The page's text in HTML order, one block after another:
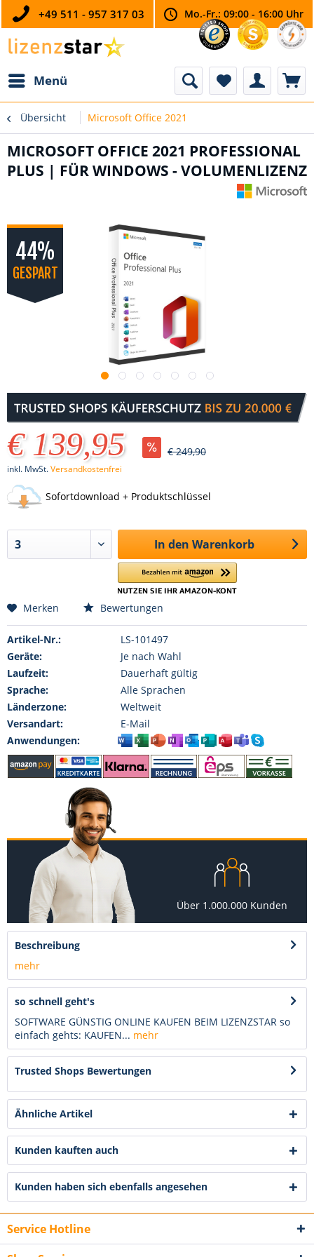
+49 511 - 957 317 03 Mo.-Fr.: 09:00 - 16:00 Uhr
Menü
Übersicht Microsoft Office 2021
MICROSOFT OFFICE 2021 PROFESSIONAL
PLUS | FÜR WINDOWS - VOLUMENLIZENZ
44%
GESPART
€ 139,95 € 249,90
inkl. MwSt.Versandkostenfrei
Sofortdownload + Produktschlüssel
In den Warenkorb
Merken Bewertungen
Artikel-Nr.:
LS-101497
Geräte:
Je nach Wahl
Laufzeit:
Dauerhaft gültig
Sprache:
Alle Sprachen
Länderzone:
Weltweit
Versandart:
E-Mail
Anwendungen:
Über 1.000.000 Kunden
Beschreibung
mehr
so schnell geht's
SOFTWARE GÜNSTIG ONLINE KAUFEN BEIM LIZENZSTAR so
einfach gehts: KAUFEN... mehr
Trusted Shops Bewertungen
Ähnliche Artikel
Kunden kauften auch
Kunden haben sich ebenfalls angesehen
Service Hotline